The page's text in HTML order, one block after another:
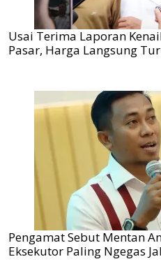
Usai Terima Laporan
Pasar, Harga Langsung
Pengamat Sebut Mentan
Eksekutor Paling Ngegas